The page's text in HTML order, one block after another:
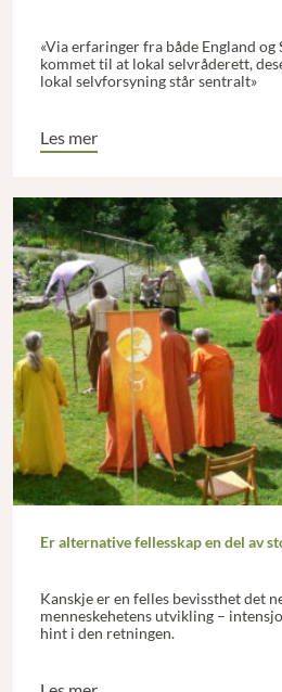
«Via erfaringer fra både England og
kommet til at lokal selvråderett,
lokal selvforsyning står sentralt»
Les mer
Er alternative fellesskap en del av
Kanskje er en felles bevissthet det
menneskehetens utvikling –
hint i den retningen.